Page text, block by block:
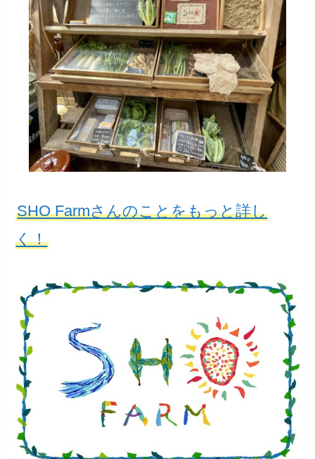
SHO Farmさんのことをもっと詳し
く！